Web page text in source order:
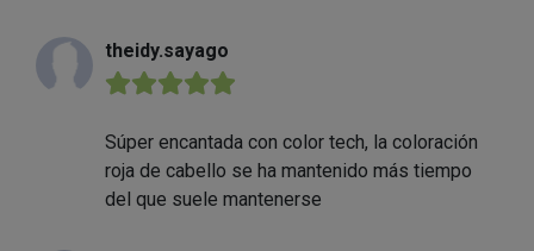
theidy.sayago
★★★★★
Súper encantada con color tech, la coloración
roja de cabello se ha mantenido más tiempo
del que suele mantenerse